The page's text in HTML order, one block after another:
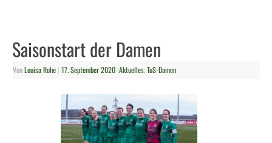
Saisonstart der Damen
VonLouisa Rohe | 17. September 2020 |Aktuelles,TuS-Damen